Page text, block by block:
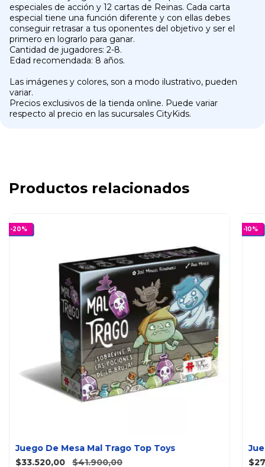
especiales de acción y 12 cartas de Reinas. Cada carta
especial tiene una función diferente y con ellas debes
conseguir retrasar a tus oponentes del objetivo y ser el
primero en lograrlo para ganar.
Cantidad de jugadores: 2-8.
Edad recomendada: 8 años.
Las imágenes y colores, son a modo ilustrativo, pueden
variar.
Precios exclusivos de la tienda online. Puede variar
respecto al precio en las sucursales CityKids.
Productos relacionados
-20%
Juego De Mesa Mal Trago Top Toys
$33.520,00
$41.900,00
-10%